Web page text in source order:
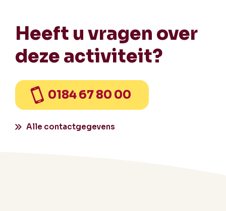
Heeft u vragen over
deze activiteit?
0184 67 80 00
Alle contactgegevens